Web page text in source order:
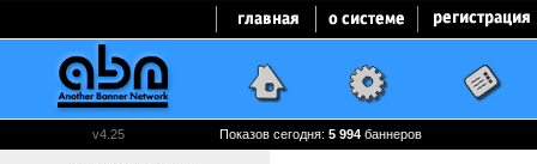
v4.25 Показов сегодня: 5 994 баннеров